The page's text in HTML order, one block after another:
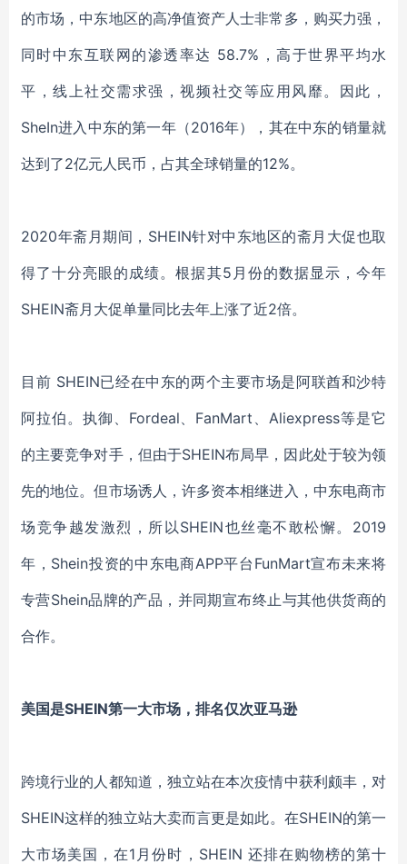
的市场，中东地区的高净值资产人士非常多，购买力强，
同时中东互联网的渗透率达 58.7%，高于世界平均水
平，线上社交需求强，视频社交等应用风靡。因此，
SheIn进入中东的第一年（2016年），其在中东的销量就
达到了2亿元人民币，占其全球销量的12%。
2020年斋月期间，SHEIN针对中东地区的斋月大促也取
得了十分亮眼的成绩。根据其5月份的数据显示，今年
SHEIN斋月大促单量同比去年上涨了近2倍。
目前 SHEIN已经在中东的两个主要市场是阿联酋和沙特
阿拉伯。执御、Fordeal、FanMart、Aliexpress等是它
的主要竞争对手，但由于SHEIN布局早，因此处于较为领
先的地位。但市场诱人，许多资本相继进入，中东电商市
场竞争越发激烈，所以SHEIN也丝毫不敢松懈。2019
年，Shein投资的中东电商APP平台FunMart宣布未来将
专营Shein品牌的产品，并同期宣布终止与其他供货商的
合作。
美国是SHEIN第一大市场，排名仅次亚马逊
跨境行业的人都知道，独立站在本次疫情中获利颇丰，对
SHEIN这样的独立站大卖而言更是如此。在SHEIN的第一
大市场美国，在1月份时，SHEIN 还排在购物榜的第十